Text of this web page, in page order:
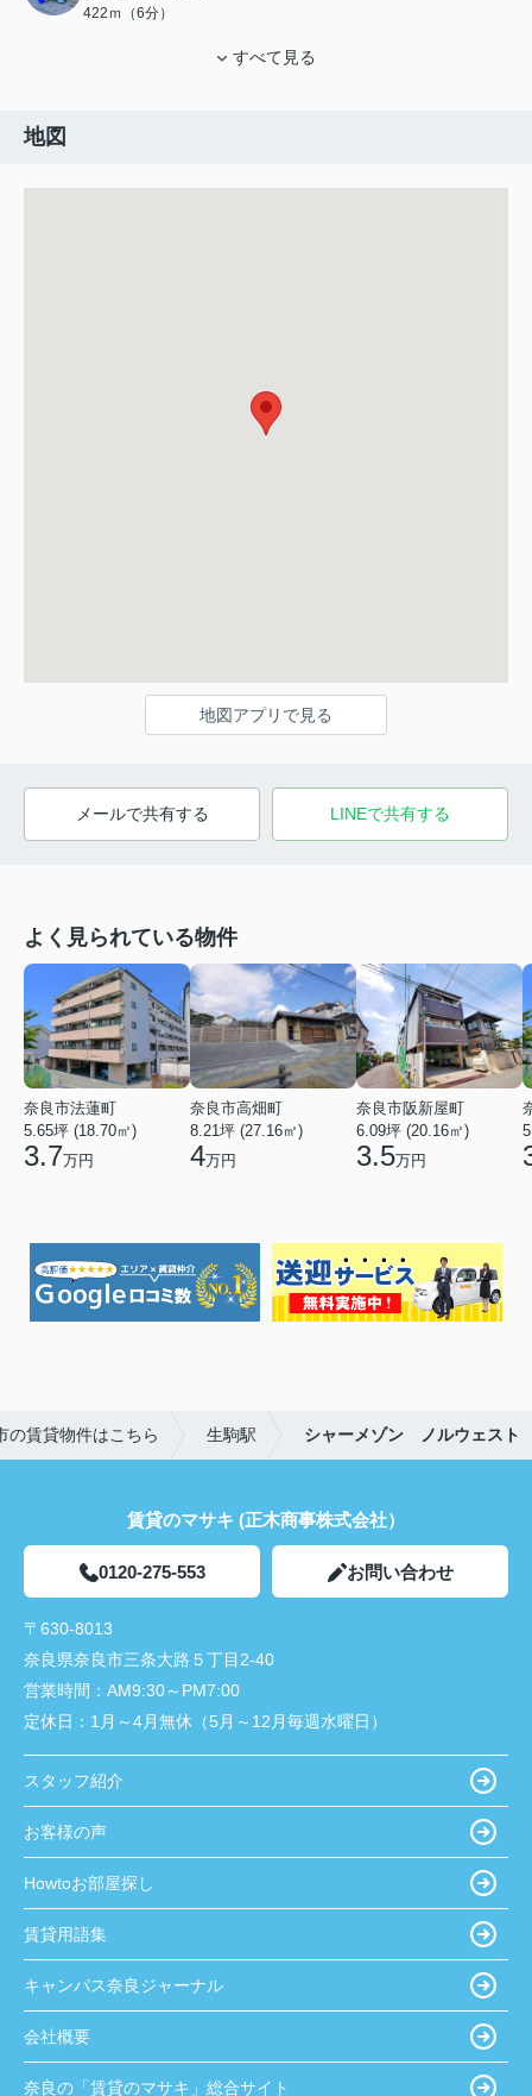
422ｍ（6分）
すべて見る
地図
地図アプリで見る
メールで共有する LINEで共有する
よく見られている物件
奈良市法蓮町
5.65坪 (18.70㎡)
3.7万円
奈良市高畑町
8.21坪 (27.16㎡)
4万円
奈良市阪新屋町
6.09坪 (20.16㎡)
3.5万円
の賃貸物件はこちら 生駒駅 シャーメゾン ノルウェスト
賃貸のマサキ (正木商事株式会社）
0120-275-553 お問い合わせ
〒630-8013
奈良県奈良市三条大路５丁目2-40
営業時間： AM9:30～PM7:00
定休日： 1月～4月無休（5月～12月毎週水曜日）
スタッフ紹介
お客様の声
Howtoお部屋探し
賃貸用語集
キャンパス奈良ジャーナル
会社概要
奈良の「賃貸のマサキ」総合サイト